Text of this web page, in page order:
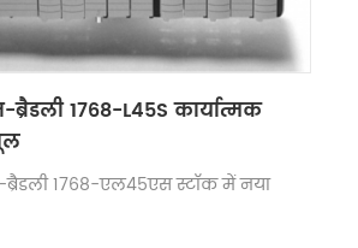
1768-L45S कार्यात्मक
1768-एल45एस स्टॉक में नया